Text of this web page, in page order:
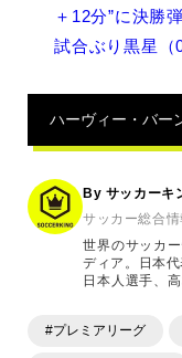
ズ
連
記
事
＋12分”に決勝
試合ぶり黒星（
ハーヴィー・バー
By サッカーキ
サッカー総合情
世界のサッカ
ディア。日本
日本人選手、
ます。「X」
#プレミアリーグ